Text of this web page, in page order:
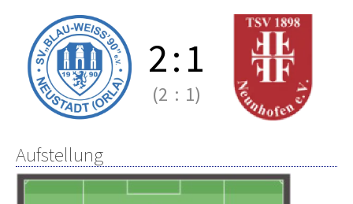
2:1
(2 : 1)
Aufstellung